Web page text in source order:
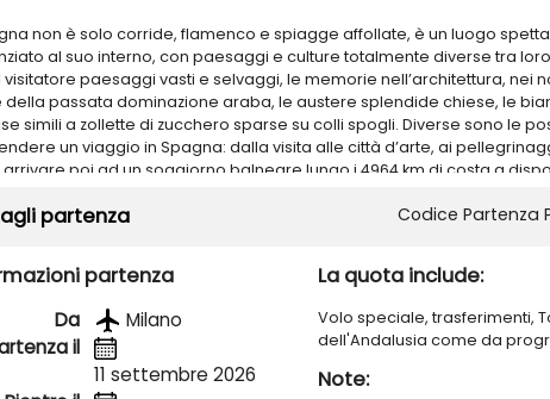
non è solo corride, flamenco e spiagge affollate, è un luogo
al suo interno, con paesaggi e culture totalmente diverse tra
visitatore paesaggi vasti e selvaggi, le memorie nell’architettura, nei
della passata dominazione araba, le austere splendide chiese, le
simili a zollette di zucchero sparse su colli spogli. Diverse sono le
un viaggio in Spagna: dalla visita alle città d’arte, ai
poi ad un soggiorno balneare lungo i 4964 km di costa a
Il Regno di Spagna, fa parte, con Portogallo, Andorra e Gibilterra
partenza Codice Partenza
partenza
Da
Milano
il
11 settembre 2026
La quota include:
Volo speciale, trasferimenti,
dell'Andalusia come da
Note: